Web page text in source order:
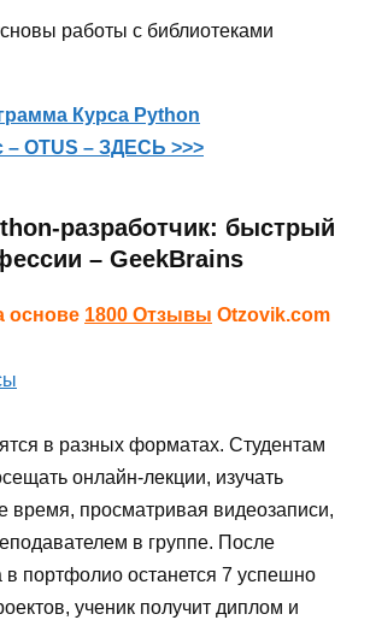
работы с библиотеками
Курса Python
– OTUS – ЗДЕСЬ >>>
разработчик: быстрый
– GeekBrains
основе 1800 Отзывы Otzovik.com
в разных форматах. Студентам
онлайн-лекции, изучать
время, просматривая видеозаписи,
в группе. После
в портфолио останется 7 успешно
ученик получит диплом и